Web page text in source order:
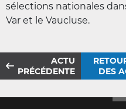
sélections nationales
Var et le Vaucluse.
ACTU
PRÉCÉDENTE
DES